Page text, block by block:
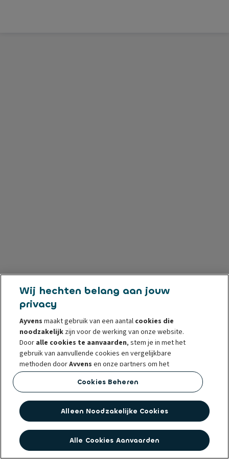
Wij hechten belang aan jouw
privacy
Ayvens maakt gebruik van een aantal cookies die
noodzakelijk zijn voor de werking van onze website.
Door alle cookies te aanvaarden, stem je in met het
gebruik van aanvullende cookies en vergelijkbare
methoden doorAyvens en onze partners om het
webverkeer en het onlinegedrag te analyseren, om
functies voor sociale media aan te bieden en om inhoud
personaliseren.
Je kunt op elk momentcookies beherenof je
toestemming intrekken. Dit heeft geen invloed op de
rechtmatigheid van het gebruik van deze cookies
Cookies Beheren
Alleen Noodzakelijke Cookies
Alle Cookies Aanvaarden